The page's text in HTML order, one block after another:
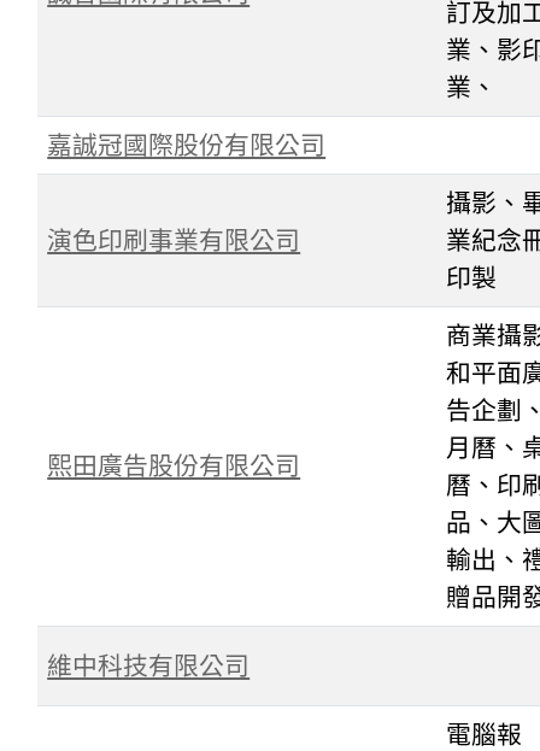
訂及加
業、影
業、
嘉誠冠國際股份有限公司
演色印刷事業有限公司
攝影、
業紀念
印製
熙田廣告股份有限公司
商業攝
和平面
告企劃
月曆、
曆、印
品、大
輸出、
贈品開
維中科技有限公司
電腦報